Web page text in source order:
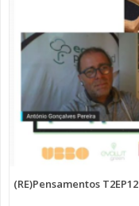
(RE)Pensamentos T2EP12